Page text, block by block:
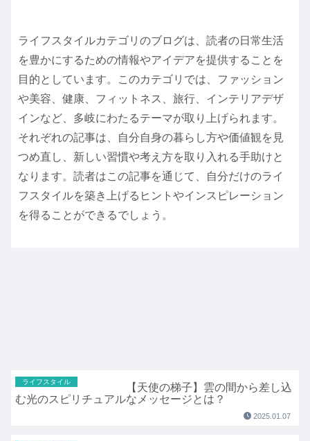
ライフスタイルカテゴリのブログは、読者の日常生活
を豊かにするための情報やアイデアを提供することを
目的としています。このカテゴリでは、ファッション
や美容、健康、フィットネス、旅行、インテリアデザ
インなど、多岐にわたるテーマが取り上げられます。
それぞれの記事は、自分自身の暮らし方や価値観を見
つめ直し、新しい習慣や考え方を取り入れる手助けと
なります。読者はこの記事を通じて、自分だけのライ
フスタイルを築き上げるヒントやインスピレーション
を得ることができるでしょう。
ライフスタイル
【天使の梯子】雲の間から差し込
む光のスピリチュアルなメッセージとは？
2025.01.07